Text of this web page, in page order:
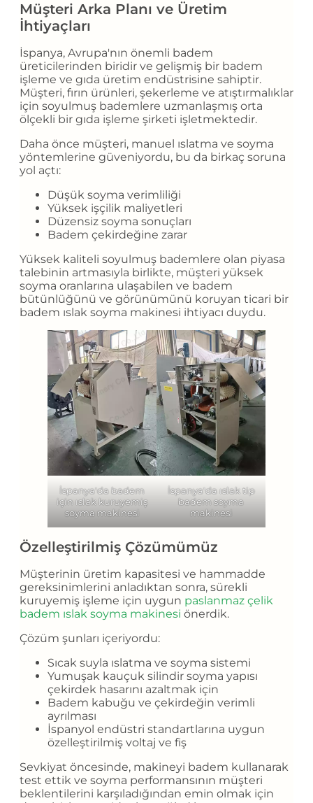
Müşteri Arka Planı ve Üretim
İhtiyaçları
İspanya, Avrupa'nın önemli badem
üreticilerinden biridir ve gelişmiş bir badem
işleme ve gıda üretim endüstrisine sahiptir.
Müşteri, fırın ürünleri, şekerleme ve atıştırmalıklar
için soyulmuş bademlere uzmanlaşmış orta
ölçekli bir gıda işleme şirketi işletmektedir.
Daha önce müşteri, manuel ıslatma ve soyma
yöntemlerine güveniyordu, bu da birkaç soruna
yol açtı:
Düşük soyma verimliliği
Yüksek işçilik maliyetleri
Düzensiz soyma sonuçları
Badem çekirdeğine zarar
Yüksek kaliteli soyulmuş bademlere olan piyasa
talebinin artmasıyla birlikte, müşteri yüksek
soyma oranlarına ulaşabilen ve badem
bütünlüğünü ve görünümünü koruyan ticari bir
badem ıslak soyma makinesi ihtiyacı duydu.
İspanya'da badem
için ıslak kuruyemiş
soyma makinesi
İspanya'da ıslak tip
badem soyma
makinesi
Özelleştirilmiş Çözümümüz
Müşterinin üretim kapasitesi ve hammadde
gereksinimlerini anladıktan sonra, sürekli
kuruyemiş işleme için uygun paslanmaz çelik
badem ıslak soyma makinesi önerdik.
Çözüm şunları içeriyordu:
Sıcak suyla ıslatma ve soyma sistemi
Yumuşak kauçuk silindir soyma yapısı
çekirdek hasarını azaltmak için
Badem kabuğu ve çekirdeğin verimli
ayrılması
İspanyol endüstri standartlarına uygun
özelleştirilmiş voltaj ve fiş
Sevkiyat öncesinde, makineyi badem kullanarak
test ettik ve soyma performansının müşteri
beklentilerini karşıladığından emin olmak için